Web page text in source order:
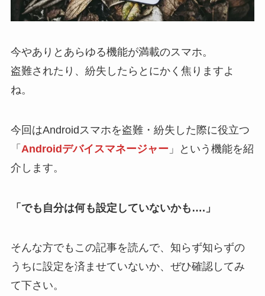
今やありとあらゆる機能が満載のスマホ。
盗難されたり、紛失したらとにかく焦りますよ
ね。
今回はAndroidスマホを盗難・紛失した際に役立つ
「 Androidデバイスマネージャー 」という機能を紹
介します。
「でも自分は何も設定していないかも….」
そんな方でもこの記事を読んで、知らず知らずの
うちに設定を済ませていないか、ぜひ確認してみ
て下さい。